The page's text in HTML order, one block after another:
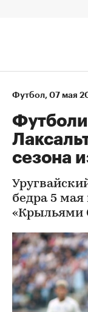
Футбол⁠, 07 мая
сезона
бедра 5 мая
«Крыльями